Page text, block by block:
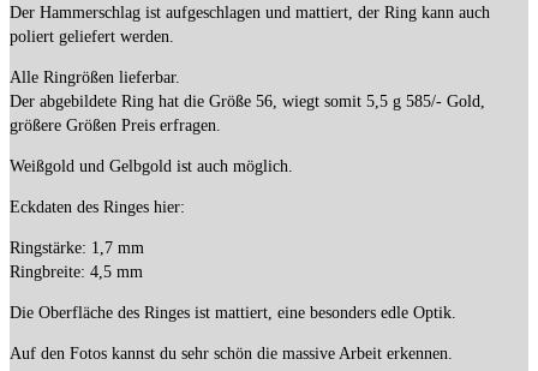
Der Hammerschlag ist aufgeschlagen und mattiert, der Ring kann auch
poliert geliefert werden.
Alle Ringrößen lieferbar.
Der abgebildete Ring hat die Größe 56, wiegt somit 5,5 g 585/- Gold,
größere Größen Preis erfragen.
Weißgold und Gelbgold ist auch möglich.
Eckdaten des Ringes hier:
Ringstärke: 1,7 mm
Ringbreite: 4,5 mm
Die Oberfläche des Ringes ist mattiert, eine besonders edle Optik.
Auf den Fotos kannst du sehr schön die massive Arbeit erkennen.